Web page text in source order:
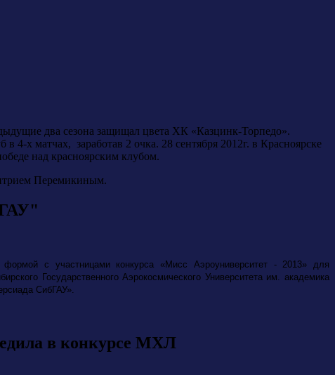
два сезона защищал цвета ХК «Казцинк-Торпедо».
х матчах, заработав 2 очка. 28 сентября 2012г. в Красноярске
над красноярским клубом.
Перемикиным.
с участницами конкурса «Мисс Аэроуниверситет - 2013» для
Государственного Аэрокосмического Университета им. академика
СибГАУ».
в конкурсе МХЛ